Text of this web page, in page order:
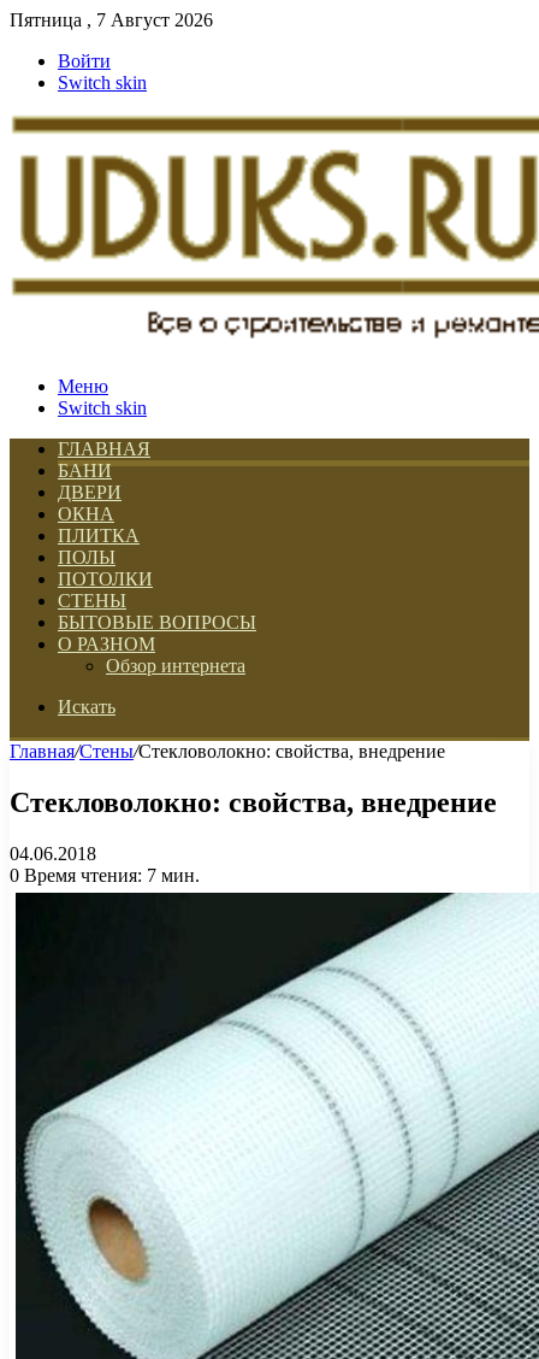
Пятница , 7 Август 2026
Войти
Switch skin
Меню
Switch skin
ГЛАВНАЯ
БАНИ
ДВЕРИ
ОКНА
ПЛИТКА
ПОЛЫ
ПОТОЛКИ
СТЕНЫ
БЫТОВЫЕ ВОПРОСЫ
О РАЗНОМ
Обзор интернета
Искать
Главная/Стены/Стекловолокно: свойства, внедрение
Стекловолокно: свойства, внедрение
04.06.2018
0 Время чтения: 7 мин.